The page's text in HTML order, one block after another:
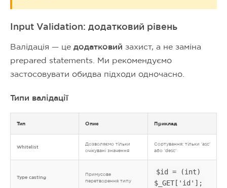
Input Validation: додатковий рівень
Валідація — це додатковий захист, а не заміна
prepared statements. Ми рекомендуємо
застосовувати обидва підходи одночасно.
Типи валідації
Тип Опис Приклад
Whitelist
Дозволяємо тільки
очікувані значення
Сортування: тільки 'asc'
або 'desc'
Type casting
Примусове
перетворення типу
$id = (int)
$_GET['id'];